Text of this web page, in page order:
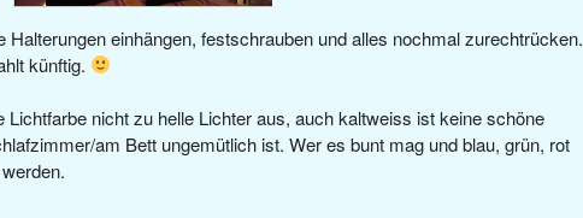
Halterungen einhängen, festschrauben und alles nochmal zurechtrücken.
künftig.
nicht zu helle Lichter aus, auch kaltweiss ist keine schöne
am Bett ungemütlich ist. Wer es bunt mag und blau, grün, rot